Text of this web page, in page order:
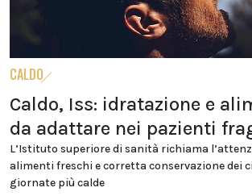
CALDO
Caldo, Iss: idratazione e
da adattare nei pazienti
L’Istituto superiore di sanità richiama
alimenti freschi e corretta conservazione dei
giornate più calde